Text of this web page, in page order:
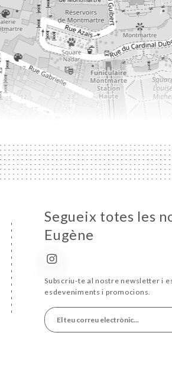
Segueix totes les
Eugène
Subscriu-te al nostre newsletter i
esdeveniments i promocions.